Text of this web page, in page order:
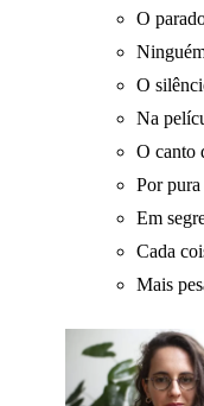
O
O
Na
O canto
Por pura
Em
Cada
Mais